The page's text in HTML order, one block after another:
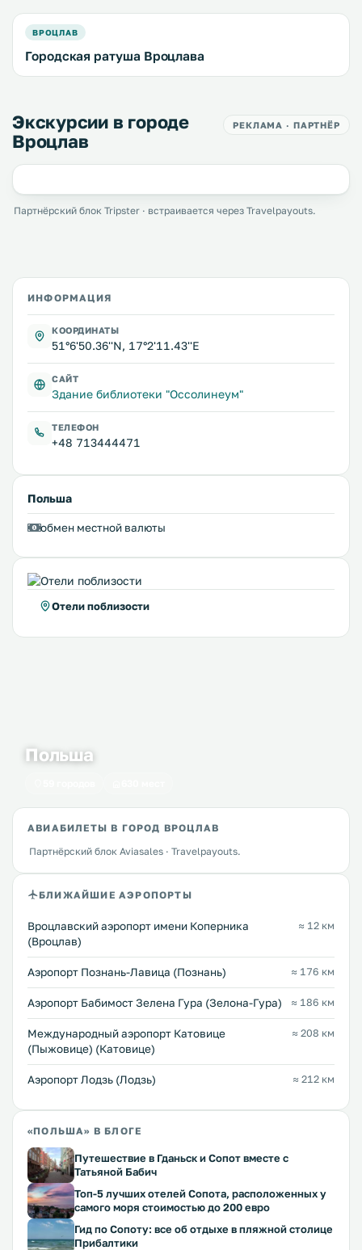
ВРОЦЛАВ
Городская ратуша Вроцлава
Экскурсии в городе
Вроцлав
РЕКЛАМА · ПАРТНЁР
Партнёрский блок Tripster · встраивается через Travelpayouts.
ИНФОРМАЦИЯ
КООРДИНАТЫ
51°6'50.36''N, 17°2'11.43''E
САЙТ
Здание библиотеки "Оссолинеум"
ТЕЛЕФОН
+48 713444471
Польша
обмен местной валюты
Отели поблизости
Польша
АВИАБИЛЕТЫ В ГОРОД ВРОЦЛАВ
Партнёрский блок Aviasales · Travelpayouts.
БЛИЖАЙШИЕ АЭРОПОРТЫ
Вроцлавский аэропорт имени Коперника
(Вроцлав)
≈ 12 км
Аэропорт Познань-Лавица (Познань) ≈ 176 км
Аэропорт Бабимост Зелена Гура (Зелона-Гура) ≈ 186 км
Международный аэропорт Катовице
(Пыжовице) (Катовице)
≈ 208 км
Аэропорт Лодзь (Лодзь) ≈ 212 км
«ПОЛЬША» В БЛОГЕ
Путешествие в Гданьск и Сопот вместе с
Татьяной Бабич
Топ-5 лучших отелей Сопота, расположенных у
самого моря стоимостью до 200 евро
Гид по Сопоту: все об отдыхе в пляжной столице
Прибалтики